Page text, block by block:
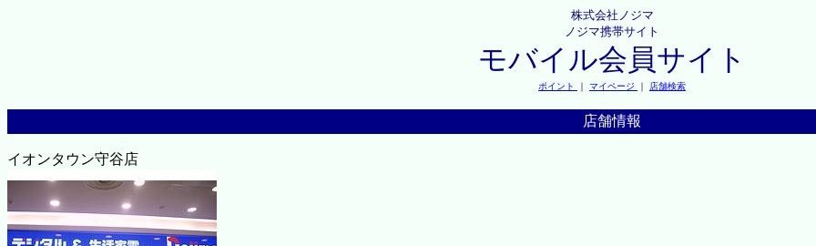
株式会社ノジマ
ノジマ携帯サイト
モバイル会員サイト
ポイント ｜ マイページ ｜ 店舗検索
店舗情報
イオンタウン守谷店